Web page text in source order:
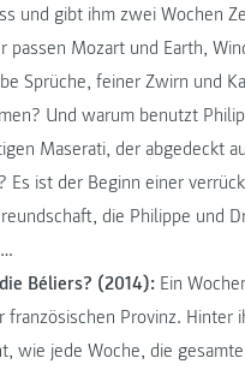
und gibt ihm zwei Wochen
passen Mozart und Earth,
Sprüche, feiner Zwirn und
Und warum benutzt
Maserati, der abgedeckt
Es ist der Beginn einer
die Philippe und
Béliers? (2014): Ein
französischen Provinz. Hinter
wie jede Woche, die